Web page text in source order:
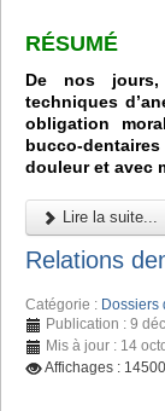
RÉSUMÉ
De nos jours,
techniques
obligation
bucco-
douleur et avec
Lire la suite...
Relations
Catégorie : Dossiers
Publication : 9
Mis à jour : 14
Affichages : 14500